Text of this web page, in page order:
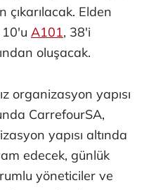
Elden
10'u A101, 38'i
oluşacak.
organizasyon yapısı
CarrefourSA,
yapısı altında
edecek, günlük
yöneticiler ve